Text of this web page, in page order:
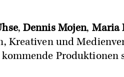
, Dennis Mojen, Maria
Kreativen und
Produktionen